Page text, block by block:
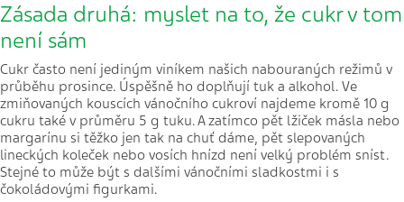
Zásada druhá: myslet na to, že cukr v tom
není sám
Cukr často není jediným viníkem našich nabouraných režimů v
průběhu prosince. Úspěšně ho doplňují tuk a alkohol. Ve
zmiňovaných kouscích vánočního cukroví najdeme kromě 10 g
cukru také v průměru 5 g tuku. A zatímco pět lžiček másla nebo
margarínu si těžko jen tak na chuť dáme, pět slepovaných
lineckých koleček nebo vosích hnízd není velký problém sníst.
Stejné to může být s dalšími vánočními sladkostmi i s
čokoládovými figurkami.